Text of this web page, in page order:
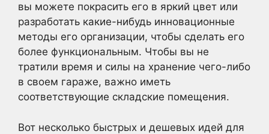
вы можете покрасить его в яркий цвет или
разработать какие-нибудь инновационные
методы его организации, чтобы сделать его
более функциональным. Чтобы вы не
тратили время и силы на хранение чего-либо
в своем гараже, важно иметь
соответствующие складские помещения.
Вот несколько быстрых и дешевых идей для